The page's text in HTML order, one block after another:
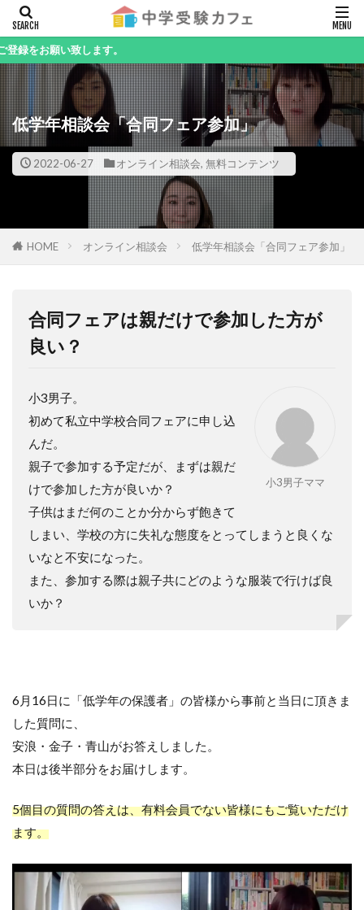
致します。
低学年相談会「合同フェア参加」
2022-06-27 オンライン相談会, 無料コンテンツ
HOME オンライン相談会 低学年相談会「合同フェア参加」
合同フェアは親だけで参加した方が
良い？
小3男子ママ
小3男子。
初めて私立中学校合同フェアに申し込
んだ。
親子で参加する予定だが、まずは親だ
けで参加した方が良いか？
子供はまだ何のことか分からず飽きて
しまい、学校の方に失礼な態度をとってしまうと良くな
いなと不安になった。
また、参加する際は親子共にどのような服装で行けば良
いか？
6月16日に「低学年の保護者」の皆様から事前と当日に頂きま
した質問に、
安浪・金子・青山がお答えしました。
本日は後半部分をお届けします。
5個目の質問の答えは、有料会員でない皆様にもご覧いただけ
ます。
キーワード
カテゴリー
検索